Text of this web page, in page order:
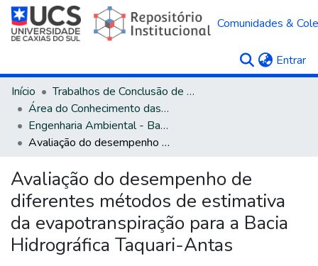
Comunidades &
Entrar
Início
Trabalhos de Conclusão de Curso
Área do Conhecimento das Engenharias
Engenharia Ambiental - Bacharelado
Avaliação do desempenho de diferentes métodos de estimativa da evapotranspiração para a Bacia Hidrográfica Taquari-Antas
Avaliação do desempenho de
diferentes métodos de estimativa
da evapotranspiração para a Bacia
Hidrográfica Taquari-Antas